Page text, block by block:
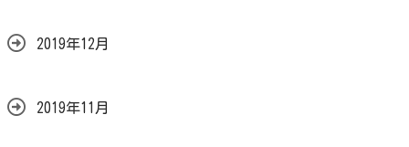
2019年12月
2019年11月